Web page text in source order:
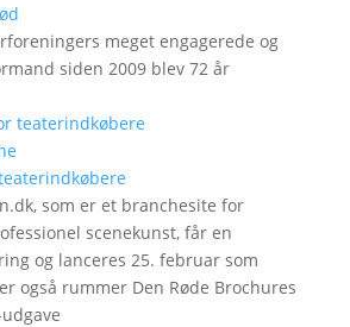
meget engagerede og
siden 2009 blev 72 år
som er et branchesite for
scenekunst, får en
og lanceres 25. februar som
også rummer Den Røde Brochures